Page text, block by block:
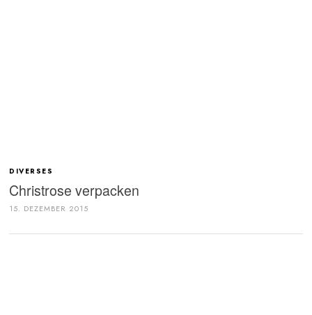
DIVERSES
Christrose verpacken
15. DEZEMBER 2015